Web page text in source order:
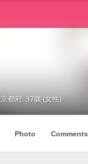
京都府 37歳 (女性)
Photo Comments